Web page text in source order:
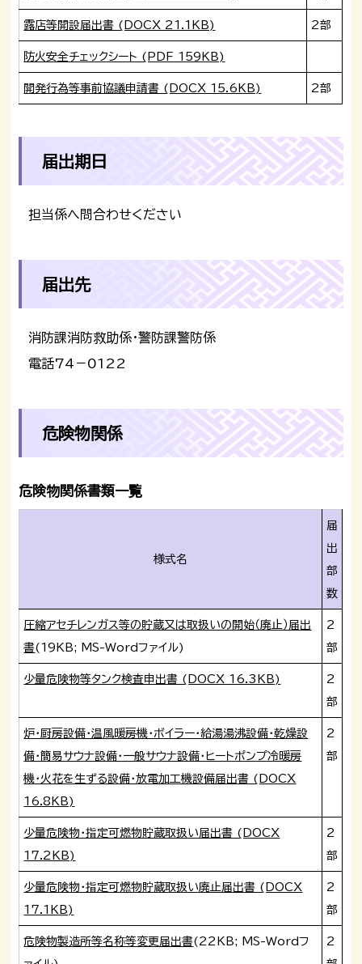
露店等開設届出書 (DOCX 21.1KB) 2部
防火安全チェックシート (PDF 159KB)
開発行為等事前協議申請書 (DOCX 15.6KB) 2部
届出期日
担当係へ問合わせください
届出先
消防課消防救助係・警防課警防係
電話74－0122
危険物関係
危険物関係書類一覧
様式名
届
出
部
数
圧縮アセチレンガス等の貯蔵又は取扱いの開始（廃止）届出
書(19KB; MS-Wordファイル)
2
部
少量危険物等タンク検査申出書 (DOCX 16.3KB)
2
部
炉・厨房設備・温風暖房機・ボイラー・給湯湯沸設備・乾燥設
備・簡易サウナ設備・一般サウナ設備・ヒートポンプ冷暖房
機・火花を生ずる設備・放電加工機設備届出書 (DOCX
16.8KB)
2
部
少量危険物・指定可燃物貯蔵取扱い届出書 (DOCX
17.2KB)
2
部
少量危険物・指定可燃物貯蔵取扱い廃止届出書 (DOCX
17.1KB)
2
部
危険物製造所等名称等変更届出書(22KB; MS-Wordフ
2